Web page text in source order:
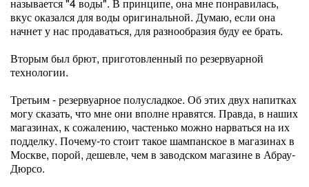
вкус оказался для воды оригинальной. Думаю, если она
начнет у нас продаваться, для разнообразия буду ее брать.
Вторым был брют, приготовленный по резервуарной
технологии.
Третьим - резервуарное полусладкое. Об этих двух напитках
могу сказать, что мне они вполне нравятся. Правда, в наших
магазинах, к сожалению, частенько можно нарваться на их
подделку. Почему-то стоит такое шампанское в магазинах в
Москве, порой, дешевле, чем в заводском магазине в Абрау-
Дюрсо.